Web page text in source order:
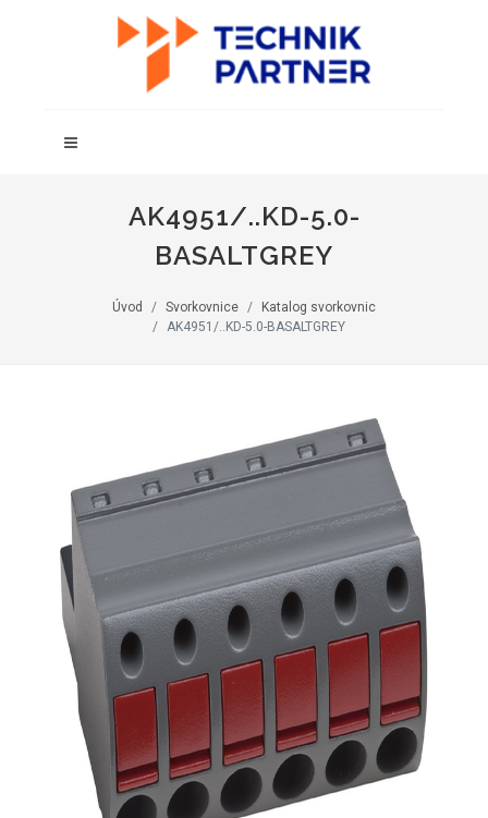
AK4951/..KD-5.0-
BASALTGREY
Úvod Svorkovnice
Katalog svorkovnic
AK4951/..KD-5.0-BASALTGREY